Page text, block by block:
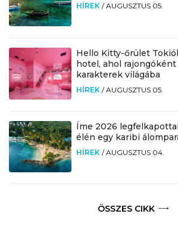
HÍREK /AUGUSZTUS 05.
Hello Kitty-őrület
hotel, ahol
karakterek világába
HÍREK /AUGUSZTUS 05.
Íme 2026
élén egy karibi
HÍREK /AUGUSZTUS 04.
ÖSSZES CIKK